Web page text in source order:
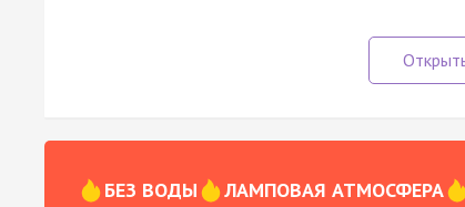
БЕЗ ВОДЫ ЛАМПОВАЯ АТМОСФЕРА